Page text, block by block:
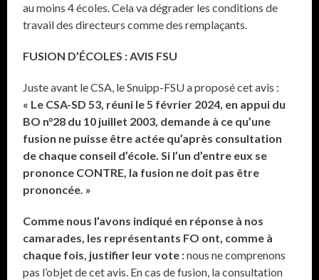
au moins 4 écoles. Cela va dégrader les conditions de
travail des directeurs comme des remplaçants.
FUSION D’ÉCOLES : AVIS FSU
Juste avant le CSA, le Snuipp-FSU a proposé cet avis :
« Le CSA-SD 53, réuni le 5 février 2024, en appui du
BO n°28 du 10 juillet 2003, demande à ce qu’une
fusion ne puisse être actée qu’après consultation
de chaque conseil d’école. Si l’un d’entre eux se
prononce CONTRE, la fusion ne doit pas être
prononcée. »
Comme nous l’avons indiqué en réponse à nos
camarades, les représentants FO ont, comme à
chaque fois, justifier leur vote :nous ne comprenons
pas l’objet de cet avis. En cas de fusion, la consultation